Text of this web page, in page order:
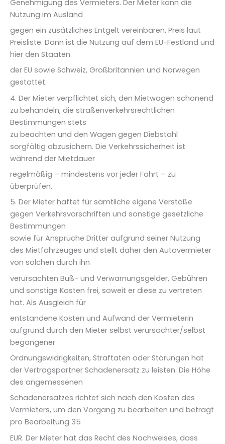
Genehmigung des Vermieters. Der Mieter kann die
Nutzung im Ausland
gegen ein zusätzliches Entgelt vereinbaren, Preis laut
Preisliste. Dann ist die Nutzung auf dem EU-Festland und
hier den Staaten
der EU sowie Schweiz, Großbritannien und Norwegen
gestattet.
4. Der Mieter verpflichtet sich, den Mietwagen schonend
zu behandeln, die straßenverkehrsrechtlichen
Bestimmungen stets
zu beachten und den Wagen gegen Diebstahl
sorgfältig abzusichern. Die Verkehrssicherheit ist
während der Mietdauer
regelmäßig – mindestens vor jeder Fahrt – zu
überprüfen.
5. Der Mieter haftet für sämtliche eigene Verstöße
gegen Verkehrsvorschriften und sonstige gesetzliche
Bestimmungen
sowie für Ansprüche Dritter aufgrund seiner Nutzung
des Mietfahrzeuges und stellt daher den Autovermieter
von solchen durch ihn
verursachten Buß- und Verwarnungsgelder, Gebühren
und sonstige Kosten frei, soweit er diese zu vertreten
hat. Als Ausgleich für
entstandene Kosten und Aufwand der Vermieterin
aufgrund durch den Mieter selbst verursachter/selbst
begangener
Ordnungswidrigkeiten, Straftaten oder Störungen hat
der Vertragspartner Schadenersatz zu leisten. Die Höhe
des angemessenen
Schadenersatzes richtet sich nach den Kosten des
Vermieters, um den Vorgang zu bearbeiten und beträgt
pro Bearbeitung 35
EUR. Der Mieter hat das Recht des Nachweises, dass